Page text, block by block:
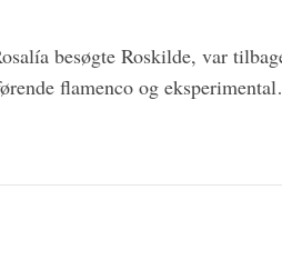
besøgte Roskilde, var
flamenco og